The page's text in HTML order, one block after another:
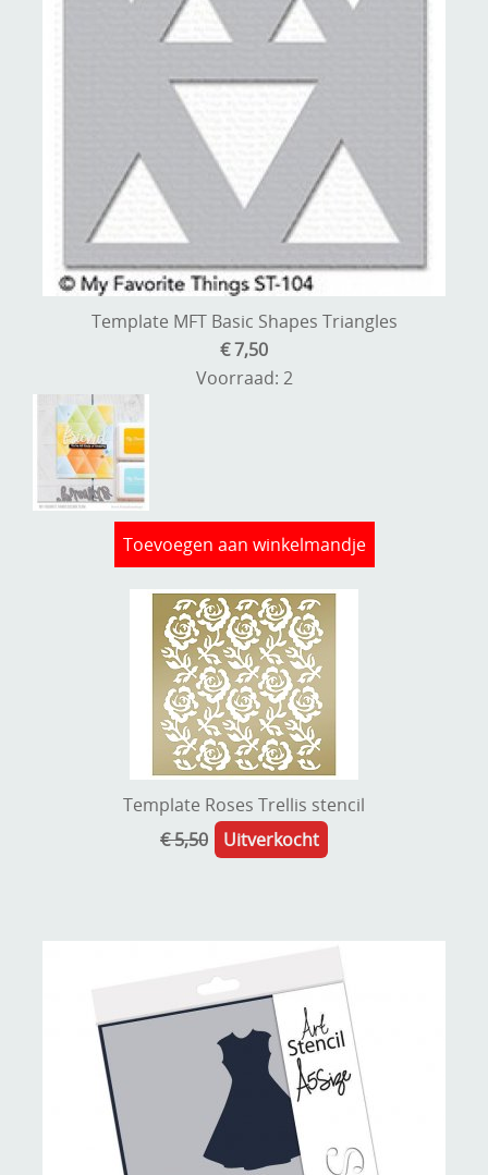
Template MFT Basic Shapes Triangles
€ 7,50
Voorraad: 2
Toevoegen aan winkelmandje
Template Roses Trellis stencil
€ 5,50
Uitverkocht